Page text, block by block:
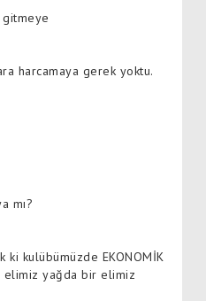
gitmeye
harcamaya gerek yoktu.
mı?
ki kulübümüzde EKONOMİK
elimiz yağda bir elimiz